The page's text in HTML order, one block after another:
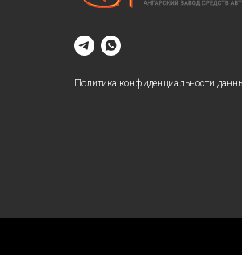
Политика конфиденциальности